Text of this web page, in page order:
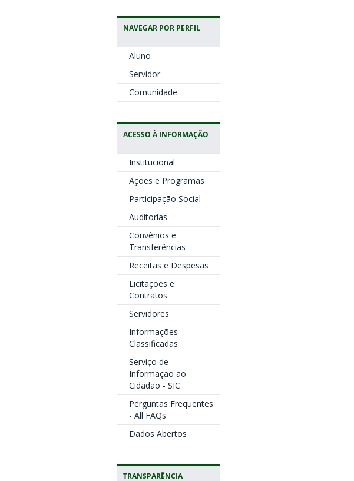
NAVEGAR POR PERFIL
Aluno
Servidor
Comunidade
ACESSO À INFORMAÇÃO
Institucional
Ações e Programas
Participação Social
Auditorias
Convênios e
Transferências
Receitas e Despesas
Licitações e
Contratos
Servidores
Informações
Classificadas
Serviço de
Informação ao
Cidadão - SIC
Perguntas Frequentes
- All FAQs
Dados Abertos
TRANSPARÊNCIA